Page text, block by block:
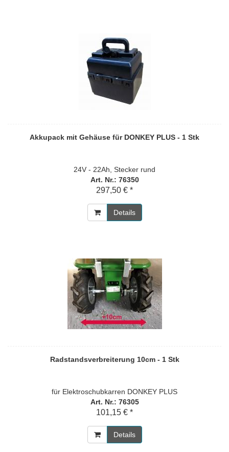
Akkupack mit Gehäuse für DONKEY PLUS - 1 Stk
24V - 22Ah, Stecker rund
Art. Nr.: 76350
297,50 € *
Details
Radstandsverbreiterung 10cm - 1 Stk
für Elektroschubkarren DONKEY PLUS
Art. Nr.: 76305
101,15 € *
Details